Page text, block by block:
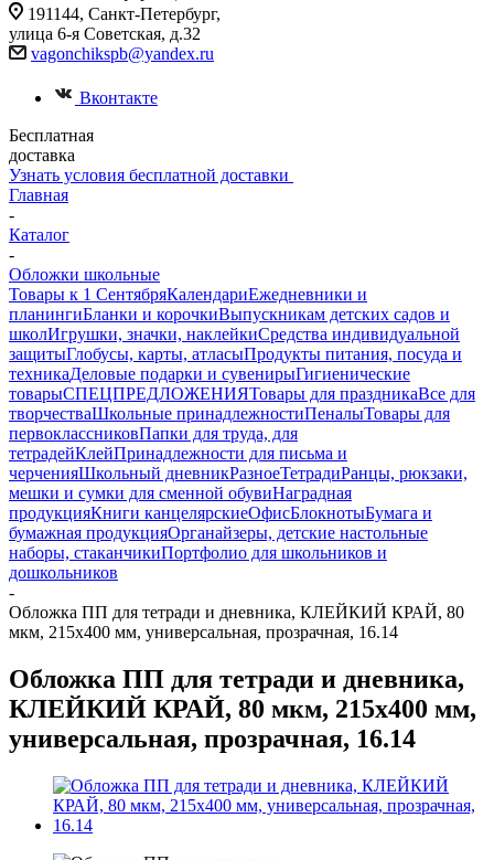
191144, Санкт-Петербург,
улица 6-я Советская, д.32
vagonchikspb@yandex.ru
Вконтакте
Бесплатная
доставка
Узнать условия бесплатной доставки
Главная
-
Каталог
-
Обложки школьные
Товары к 1 СентябряКалендариЕжедневники и
планингиБланки и корочкиВыпускникам детских садов и
школИгрушки, значки, наклейкиСредства индивидуальной
защитыГлобусы, карты, атласыПродукты питания, посуда и
техникаДеловые подарки и сувенирыГигиенические
товарыСПЕЦПРЕДЛОЖЕНИЯТовары для праздникаВсе для
творчестваШкольные принадлежностиПеналыТовары для
первоклассниковПапки для труда, для
тетрадейКлейПринадлежности для письма и
черченияШкольный дневникРазноеТетрадиРанцы, рюкзаки,
мешки и сумки для сменной обувиНаградная
продукцияКниги канцелярскиеОфисБлокнотыБумага и
бумажная продукцияОрганайзеры, детские настольные
наборы, стаканчикиПортфолио для школьников и
дошкольников
-
Обложка ПП для тетради и дневника, КЛЕЙКИЙ КРАЙ, 80
мкм, 215х400 мм, универсальная, прозрачная, 16.14
Обложка ПП для тетради и дневника,
КЛЕЙКИЙ КРАЙ, 80 мкм, 215х400 мм,
универсальная, прозрачная, 16.14